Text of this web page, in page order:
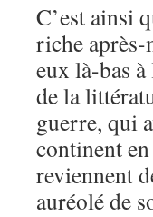
C’est ainsi
riche
eux là-bas
de la
guerre, qui
continent
reviennent
auréolé de